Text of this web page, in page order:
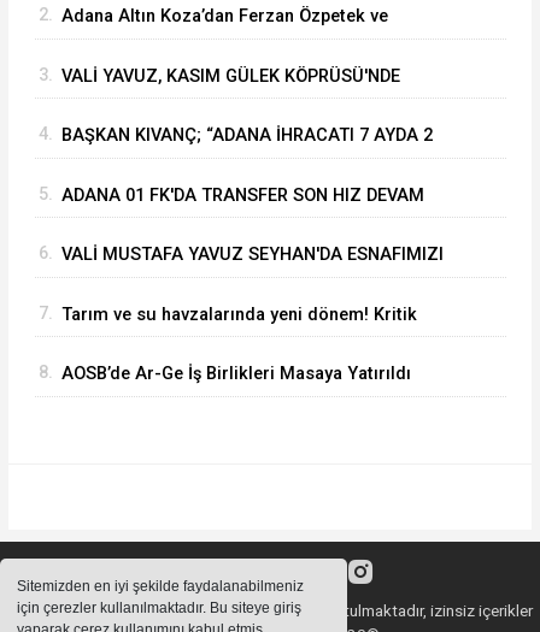
Sitemizden en iyi şekilde faydalanabilmeniz
için çerezler kullanılmaktadır. Bu siteye giriş
2. Adana Altın Koza’dan Ferzan Özpetek ve
3. VALİ YAVUZ, KASIM GÜLEK KÖPRÜSÜ'NDE
4. BAŞKAN KIVANÇ; “ADANA İHRACATI 7 AYDA 2
5. ADANA 01 FK'DA TRANSFER SON HIZ DEVAM
6. VALİ MUSTAFA YAVUZ SEYHAN'DA ESNAFIMIZI
7. Tarım ve su havzalarında yeni dönem! Kritik
8. AOSB’de Ar-Ge İş Birlikleri Masaya Yatırıldı
Sitemizde bulunan içeriklerin tüm hakları saklı tutulmaktadır, izinsiz içerikler